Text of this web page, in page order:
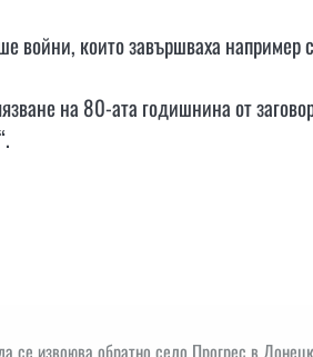
войни, които завършваха например
на 80-ата годишнина от